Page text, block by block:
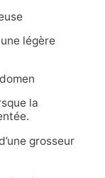
légère
la
grosseur